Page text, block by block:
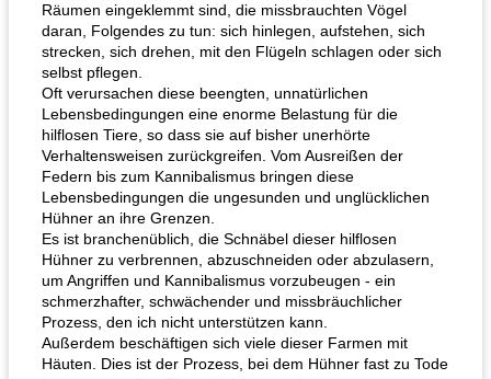
Räumen eingeklemmt sind, die missbrauchten Vögel
daran, Folgendes zu tun: sich hinlegen, aufstehen, sich
strecken, sich drehen, mit den Flügeln schlagen oder sich
selbst pflegen.
Oft verursachen diese beengten, unnatürlichen
Lebensbedingungen eine enorme Belastung für die
hilflosen Tiere, so dass sie auf bisher unerhörte
Verhaltensweisen zurückgreifen. Vom Ausreißen der
Federn bis zum Kannibalismus bringen diese
Lebensbedingungen die ungesunden und unglücklichen
Hühner an ihre Grenzen.
Es ist branchenüblich, die Schnäbel dieser hilflosen
Hühner zu verbrennen, abzuschneiden oder abzulasern,
um Angriffen und Kannibalismus vorzubeugen - ein
schmerzhafter, schwächender und missbräuchlicher
Prozess, den ich nicht unterstützen kann.
Außerdem beschäftigen sich viele dieser Farmen mit
Häuten. Dies ist der Prozess, bei dem Hühner fast zu Tode